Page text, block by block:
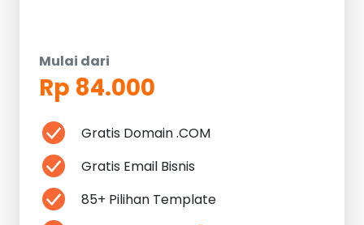
Mulai dari
Rp 84.000
Gratis Domain .COM
Gratis Email Bisnis
85+ Pilihan Template